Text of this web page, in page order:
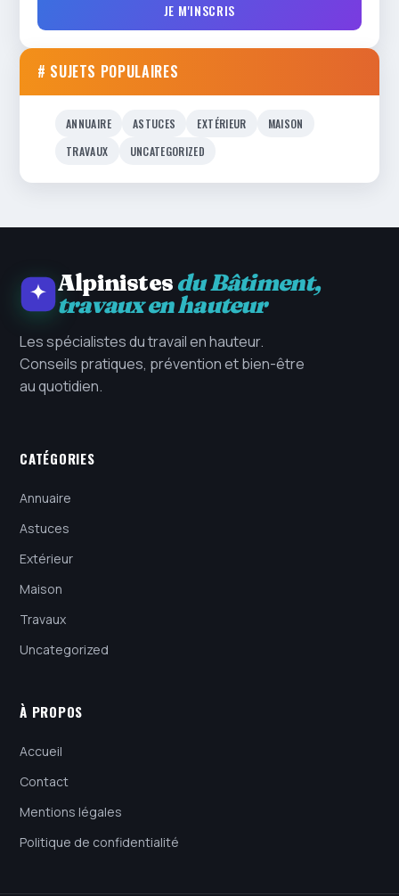
JE M'INSCRIS
# SUJETS POPULAIRES
ANNUAIRE ASTUCES EXTÉRIEUR
MAISON
TRAVAUX
UNCATEGORIZED
Alpinistesdu Bâtiment,
travaux en hauteur
Les spécialistes du travail en hauteur.
Conseils pratiques, prévention et bien-être
au quotidien.
CATÉGORIES
Annuaire
Astuces
Extérieur
Maison
Travaux
Uncategorized
À PROPOS
Accueil
Contact
Mentions légales
Politique de confidentialité